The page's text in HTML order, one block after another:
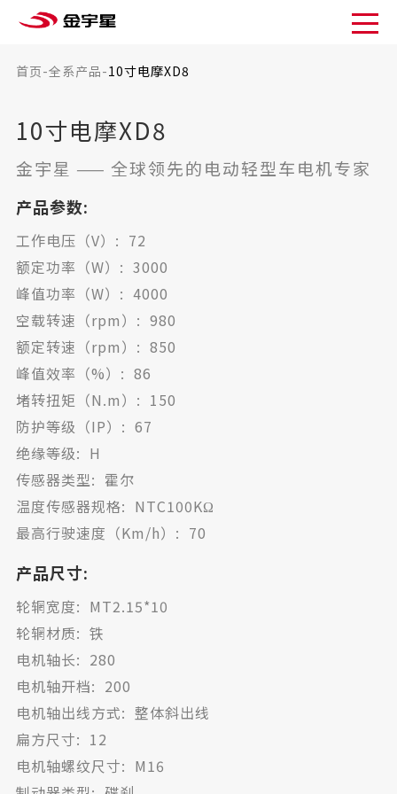
首页-全系产品-10寸电摩XD8
10寸电摩XD8
金宇星 —— 全球领先的电动轻型车电机专家
产品参数:
工作电压（V）: 72
额定功率（W）: 3000
峰值功率（W）: 4000
空载转速（rpm）: 980
额定转速（rpm）: 850
峰值效率（%）: 86
堵转扭矩（N.m）: 150
防护等级（IP）: 67
绝缘等级: H
传感器类型: 霍尔
温度传感器规格: NTC100KΩ
最高行驶速度（Km/h）: 70
产品尺寸:
轮辋宽度: MT2.15*10
轮辋材质: 铁
电机轴长: 280
电机轴开档: 200
电机轴出线方式: 整体斜出线
扁方尺寸: 12
电机轴螺纹尺寸: M16